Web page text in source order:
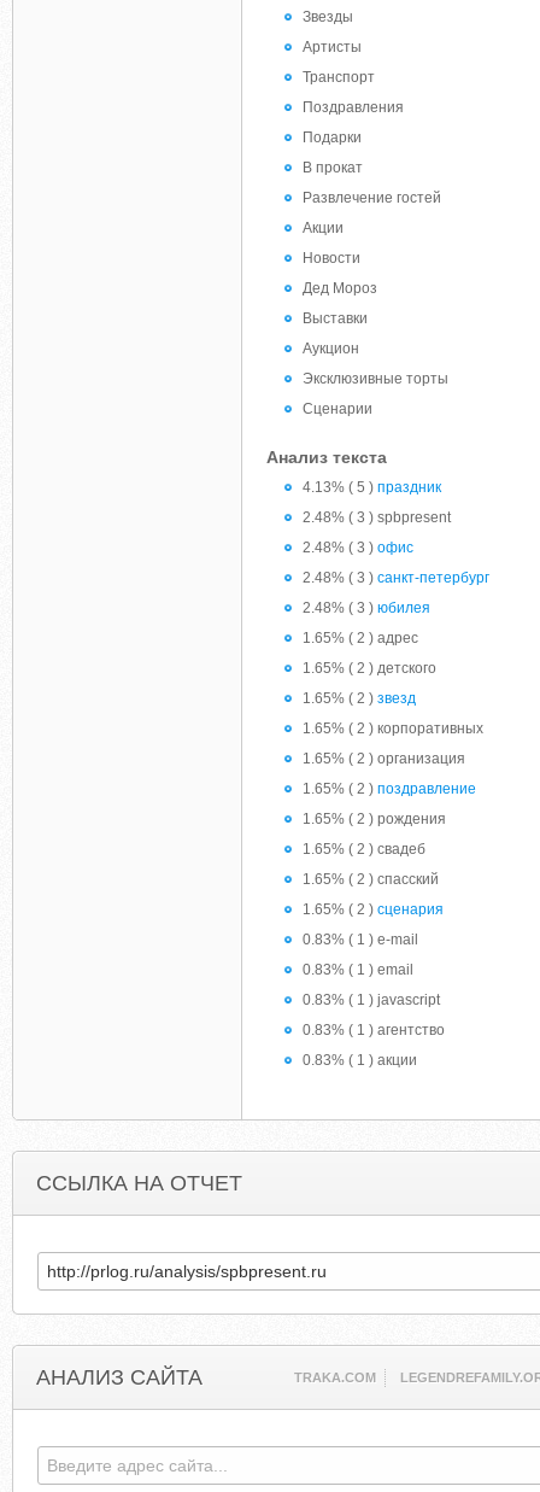
Звезды
Артисты
Транспорт
Поздравления
Подарки
В прокат
Развлечение гостей
Акции
Новости
Дед Мороз
Выставки
Аукцион
Эксклюзивные торты
Сценарии
Анализ текста
4.13% ( 5 ) праздник
2.48% ( 3 ) spbpresent
2.48% ( 3 ) офис
2.48% ( 3 ) санкт-петербург
2.48% ( 3 ) юбилея
1.65% ( 2 ) адрес
1.65% ( 2 ) детского
1.65% ( 2 ) звезд
1.65% ( 2 ) корпоративных
1.65% ( 2 ) организация
1.65% ( 2 ) поздравление
1.65% ( 2 ) рождения
1.65% ( 2 ) свадеб
1.65% ( 2 ) спасский
1.65% ( 2 ) сценария
0.83% ( 1 ) e-mail
0.83% ( 1 ) email
0.83% ( 1 ) javascript
0.83% ( 1 ) агентство
0.83% ( 1 ) акции
ССЫЛКА НА ОТЧЕТ
АНАЛИЗ САЙТА TRAKA.COM